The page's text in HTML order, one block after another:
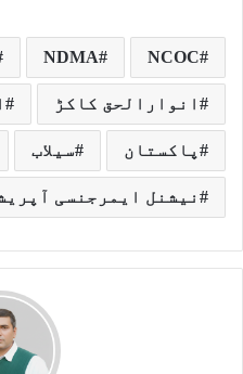
NCOC
NDMA
انوارالحق کاکڑ
پاکستان سیلاب
نیشنل ایمرجنسی